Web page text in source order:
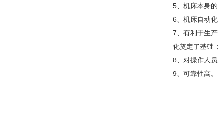
5、机床本身
6、机床自动
7、有利于生
化奠定了基础
8、对操作人
9、可靠性高。